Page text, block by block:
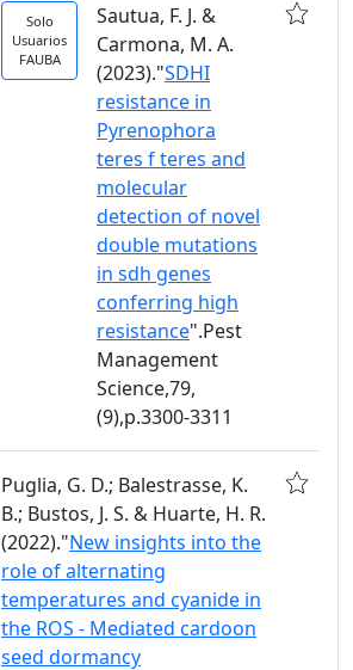
Solo
Usuarios
FAUBA
Sautua, F. J. &
Carmona, M. A.
(2023)."SDHI
resistance in
Pyrenophora
teres f teres and
molecular
detection of novel
double mutations
in sdh genes
conferring high
resistance".Pest
Management
Science,79,
(9),p.3300-3311
Puglia, G. D.; Balestrasse, K.
B.; Bustos, J. S. & Huarte, H. R.
(2022)."New insights into the
role of alternating
temperatures and cyanide in
the ROS - Mediated cardoon
seed dormancy